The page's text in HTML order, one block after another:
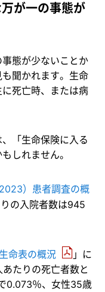
が一の事態が
態が少ないことか
聞かれます。生命
死亡時、または病
「生命保険に入る
しれません。
）患者調査の概
の入院者数は945
命表の概況
」に
たりの死亡者数と
0.073％、女性35歳